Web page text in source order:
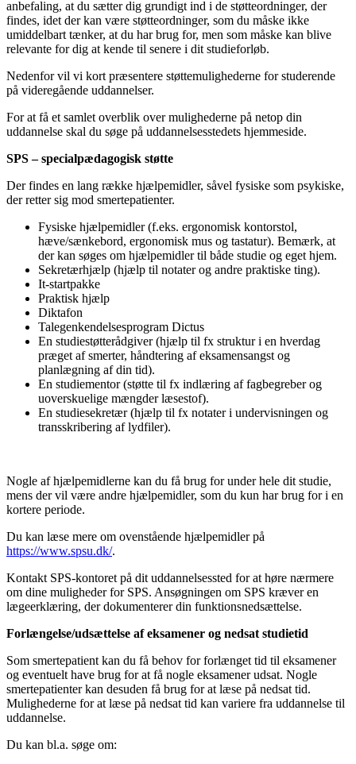
anbefaling, at du sætter dig grundigt ind i de støtteordninger, der
findes, idet der kan være støtteordninger, som du måske ikke
umiddelbart tænker, at du har brug for, men som måske kan blive
relevante for dig at kende til senere i dit studieforløb.
Nedenfor vil vi kort præsentere støttemulighederne for studerende
på videregående uddannelser.
For at få et samlet overblik over mulighederne på netop din
uddannelse skal du søge på uddannelsesstedets hjemmeside.
SPS – specialpædagogisk støtte
Der findes en lang række hjælpemidler, såvel fysiske som psykiske,
der retter sig mod smertepatienter.
Fysiske hjælpemidler (f.eks. ergonomisk kontorstol,
hæve/sænkebord, ergonomisk mus og tastatur). Bemærk, at
der kan søges om hjælpemidler til både studie og eget hjem.
Sekretærhjælp (hjælp til notater og andre praktiske ting).
It-startpakke
Praktisk hjælp
Diktafon
Talegenkendelsesprogram Dictus
En studiestøtterådgiver (hjælp til fx struktur i en hverdag
præget af smerter, håndtering af eksamensangst og
planlægning af din tid).
En studiementor (støtte til fx indlæring af fagbegreber og
uoverskuelige mængder læsestof).
En studiesekretær (hjælp til fx notater i undervisningen og
transskribering af lydfiler).
Nogle af hjælpemidlerne kan du få brug for under hele dit studie,
mens der vil være andre hjælpemidler, som du kun har brug for i en
kortere periode.
Du kan læse mere om ovenstående hjælpemidler på
https://www.spsu.dk/.
Kontakt SPS-kontoret på dit uddannelsessted for at høre nærmere
om dine muligheder for SPS. Ansøgningen om SPS kræver en
lægeerklæring, der dokumenterer din funktionsnedsættelse.
Forlængelse/udsættelse af eksamener og nedsat studietid
Som smertepatient kan du få behov for forlænget tid til eksamener
og eventuelt have brug for at få nogle eksamener udsat. Nogle
smertepatienter kan desuden få brug for at læse på nedsat tid.
Mulighederne for at læse på nedsat tid kan variere fra uddannelse til
uddannelse.
Du kan bl.a. søge om: